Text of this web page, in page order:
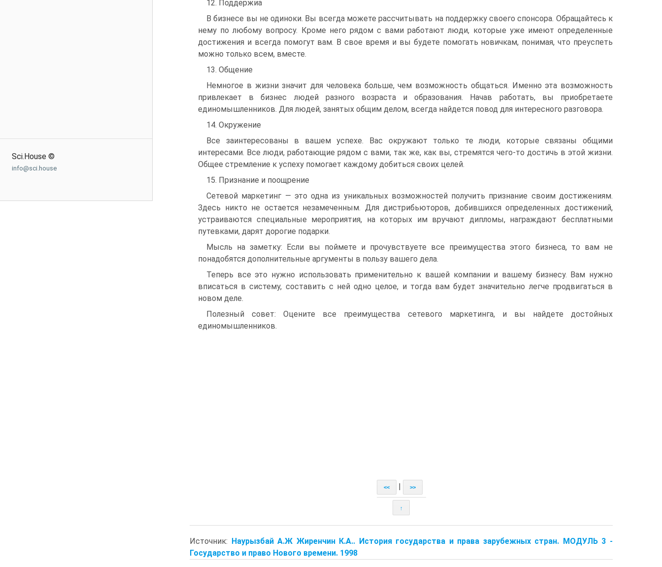
Sci.House ©
info@sci.house
12. Поддержиа
В бизнесе вы не одиноки. Вы всегда можете рассчитывать на поддержку своего спонсора. Обращайтесь к
нему по любому вопросу. Кроме него рядом с вами работают люди, которые уже имеют определенные
достижения и всегда помогут вам. В свое время и вы будете помогать новичкам, понимая, что преуспеть
можно только всем, вместе.
13. Общение
Немногое в жизни значит для человека больше, чем возможность общаться. Именно эта возможность
привлекает в бизнес людей разного возраста и образования. Начав работать, вы приобретаете
единомышленников. Для людей, занятых общим делом, всегда найдется повод для интересного разговора.
14. Окружение
Все заинтересованы в вашем успехе. Вас окружают только те люди, которые связаны общими
интересами. Все люди, работающие рядом с вами, так же, как вы, стремятся чего-то достичь в этой жизни.
Общее стремление к успеху помогает каждому добиться своих целей.
15. Признание и поощрение
Сетевой маркетинг — это одна из уникальных возможностей получить признание своим достижениям.
Здесь никто не остается незамеченным. Для дистрибьюторов, добившихся определенных достижений,
устраиваются специальные мероприятия, на которых им вручают дипломы, награждают бесплатными
путевками, дарят дорогие подарки.
Мысль на заметку: Если вы поймете и прочувствуете все преимущества этого бизнеса, то вам не
понадобятся дополнительные аргументы в пользу вашего дела.
Теперь все это нужно использовать применительно к вашей компании и вашему бизнесу. Вам нужно
вписаться в систему, составить с ней одно целое, и тогда вам будет значительно легче продвигаться в
новом деле.
Полезный совет: Оцените все преимущества сетевого маркетинга, и вы найдете достойных
единомышленников.
<< >>
↑
Источник: Наурызбай А.Ж Жиренчин К.А.. История государства и права зарубежных стран. МОДУЛЬ 3 -
Государство и право Нового времени. 1998